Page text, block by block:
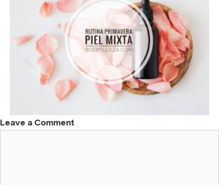
Leave a Comment